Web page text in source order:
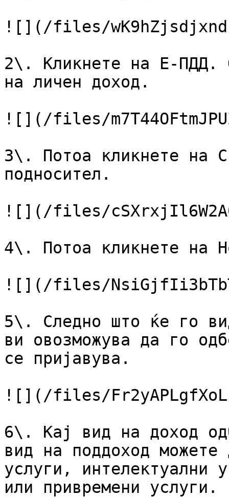
![](/files/
2\. Кликнете на Е-ПДД.
на личен доход.
![](/files/
3\. Потоа кликнете на
подносител.
![](/files/
4\. Потоа кликнете на
![](/files/
5\. Следно што ќе го
ви овозможува да го
се пријавува.
![](/files/
6\. Кај вид на доход
вид на поддоход можете
услуги, интелектуални
или привремени услуги.